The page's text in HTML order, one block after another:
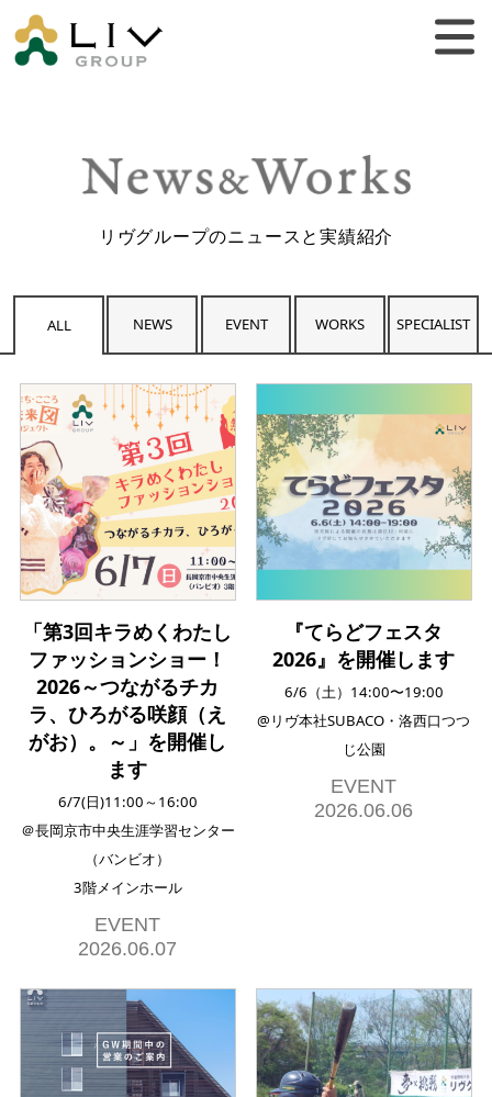
リヴグループのニュースと実績紹介
ALL NEWS EVENT WORKS SPECIALIST
「第3回キラめくわたし
ファッションショー！
2026～つながるチカ
ラ、ひろがる咲顔（え
がお）。～」を開催し
ます
6/7(日)11:00～16:00
＠長岡京市中央生涯学習センター
（バンビオ）
3階メインホール
EVENT
2026.06.07
『てらどフェスタ
2026』を開催します
6/6（土）14:00〜19:00
@リヴ本社SUBACO・洛西口つつ
じ公園
EVENT
2026.06.06